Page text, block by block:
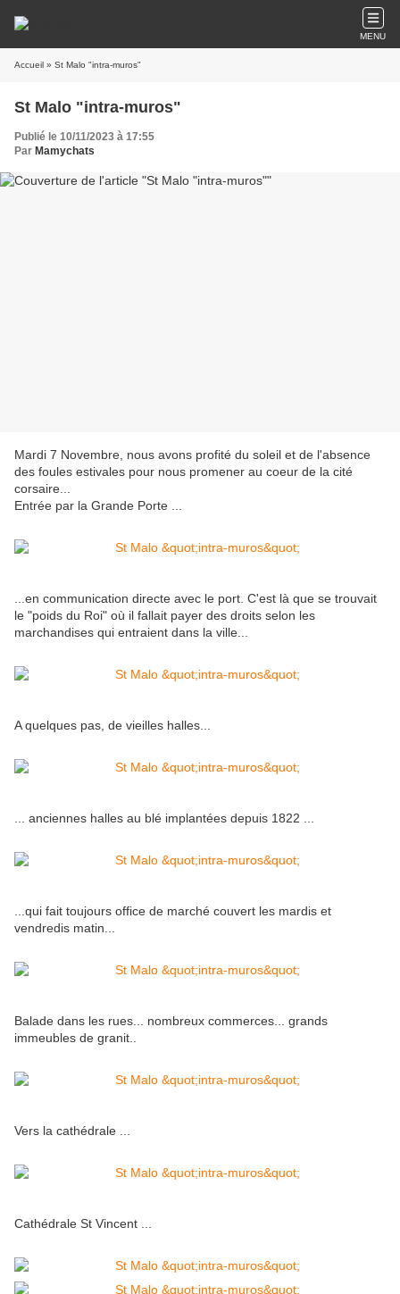
MENU
Accueil » St Malo "intra-muros"
St Malo "intra-muros"
Publié le 10/11/2023 à 17:55
Par Mamychats
Mardi 7 Novembre, nous avons profité du soleil et de l'absence
des foules estivales pour nous promener au coeur de la cité
corsaire...
Entrée par la Grande Porte ...
...en communication directe avec le port. C'est là que se trouvait
le "poids du Roi" où il fallait payer des droits selon les
marchandises qui entraient dans la ville...
A quelques pas, de vieilles halles...
... anciennes halles au blé implantées depuis 1822 ...
...qui fait toujours office de marché couvert les mardis et
vendredis matin...
Balade dans les rues... nombreux commerces... grands
immeubles de granit..
Vers la cathédrale ...
Cathédrale St Vincent ...